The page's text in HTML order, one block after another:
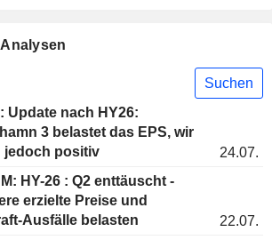
Suchen
Update nach HY26:
3 belastet das EPS, wir
jedoch positiv
24.07.
-
erzielte Preise und
Ausfälle belasten
22.07.